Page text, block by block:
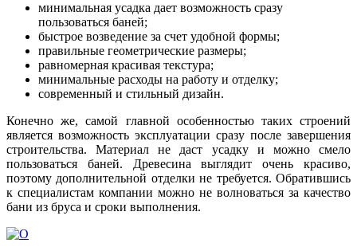
минимальная усадка дает возможность сразу
пользоваться баней;
быстрое возведение за счет удобной формы;
правильные геометрические размеры;
равномерная красивая текстура;
минимальные расходы на работу и отделку;
современный и стильный дизайн.
Конечно же, самой главной особенностью таких строений
является возможность эксплуатации сразу после завершения
строительства. Материал не даст усадку и можно смело
пользоваться баней. Древесина выглядит очень красиво,
поэтому дополнительной отделки не требуется. Обратившись
к специалистам компании можно не волноваться за качество
бани из бруса и сроки выполнения.